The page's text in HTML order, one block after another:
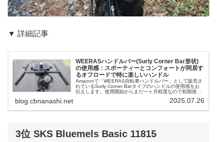
▼ 詳細記事
WEERASハンドルバー(Surly Corner Bar形状)
の使用感：スポーティーとコンフォートが同居す
るオフロードで特に楽しいハンドル
Amazonで「WEERAS自転車ハンドルバー」として販売さ
れているSurly Corner Barタイプのハンドルの使用感をお
伝えします。使用開始からまだ一ヶ月程度なので初期使用
blog.cbnanashi.net 2025.07.26
3位 SKS Bluemels Basic 11815